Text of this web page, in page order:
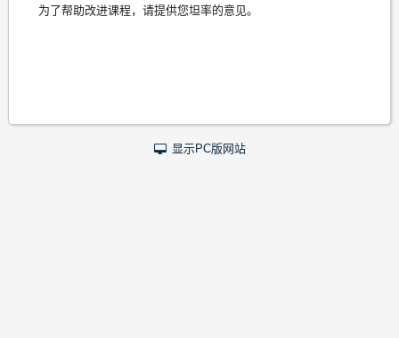
为了帮助改进课程，请提供您坦率的意见。
显示PC版网站